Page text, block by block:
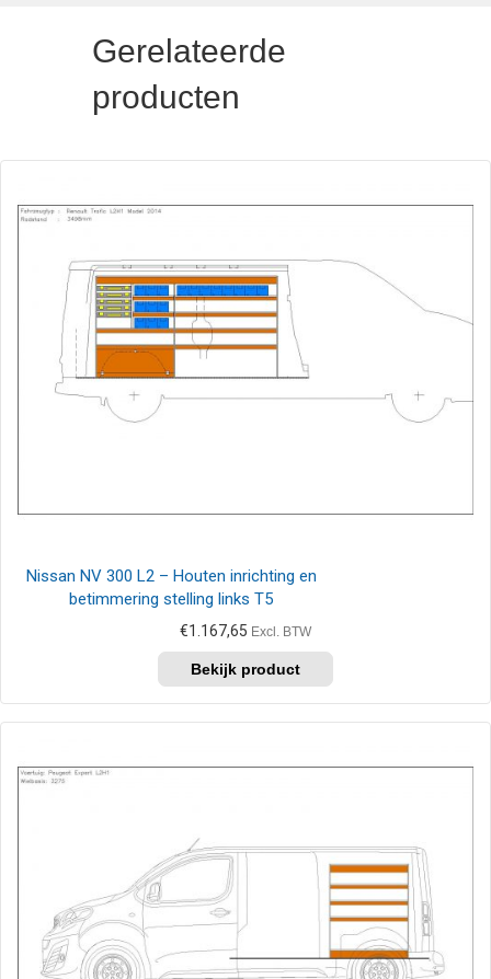
Gerelateerde
producten
Nissan NV 300 L2 – Houten inrichting en
betimmering stelling links T5
€1.167,65 Excl. BTW